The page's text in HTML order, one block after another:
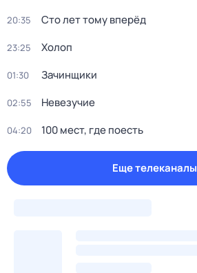
20:35 Сто лет тому вперёд
23:25 Холоп
01:30 Зачинщики
02:55 Невезучие
04:20 100 мест, где поесть
Еще телеканалы